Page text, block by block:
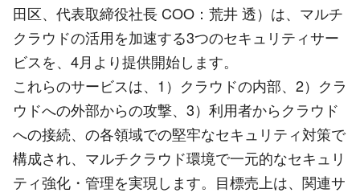
田区、代表取締役社長 COO：荒井 透）は、マルチ
クラウドの活用を加速する3つのセキュリティサー
ビスを、4月より提供開始します。
これらのサービスは、1）クラウドの内部、2）クラ
ウドへの外部からの攻撃、3）利用者からクラウド
への接続、の各領域での堅牢なセキュリティ対策で
構成され、マルチクラウド環境で一元的なセキュリ
ティ強化・管理を実現します。目標売上は、関連サ